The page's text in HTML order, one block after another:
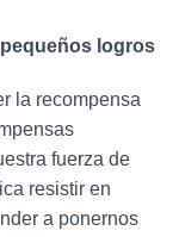
logros
la recompensa
fuerza de
resistir en
a ponernos